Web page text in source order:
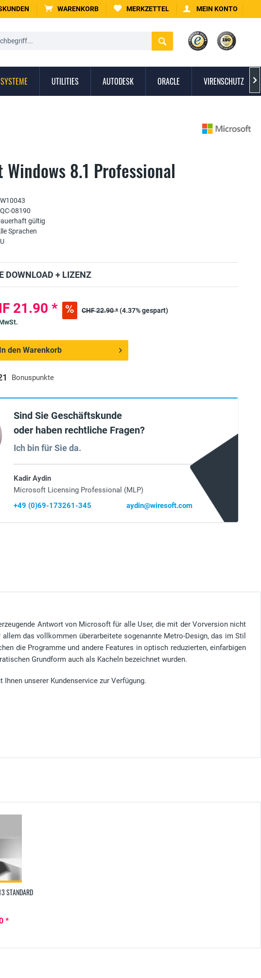
WARENKORB MERKZETTEL MEIN KONTO
UTILITIES AUTODESK ORACLE VIRENSCHUTZ 
8.1 Professional
08190
gültig
Sprachen
Bonuspunkte
DOWNLOAD + LIZENZ
21.90 * CHF 22.90 *(4.37% gespart)
In den Warenkorb
Sind Sie Geschäftskunde
oder haben rechtliche Fragen?
Ich bin für Sie da.
Kadir Aydin
Microsoft Licensing Professional (MLP)
+49 (0)69-173261-345
aydin@wiresoft.com
Antwort von Microsoft für alle User, die mit der Vorversion nicht
das vollkommen überarbeitete sogenannte Metro-Design, das im Stil
die Programme und andere Features in optisch reduzierten, einfarbigen
Grundform auch als Kacheln bezeichnet wurden.
unserer Kundenservice zur Verfügung.
STANDARD
*